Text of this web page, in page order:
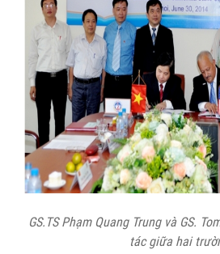
GS.TS Phạm Quang Trung và GS.
tác giữa hai